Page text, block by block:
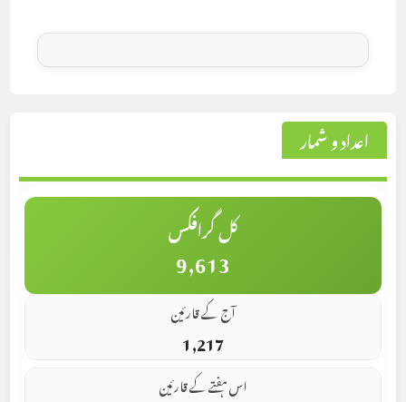
اعداد و شمار
کل گرافکس
9,613
آج کے قارئین
1,217
اس ہفتے کے قارئین